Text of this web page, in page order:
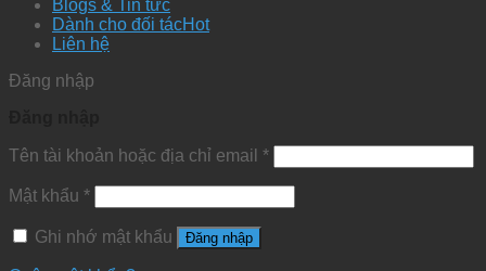
Blogs & Tin tức
Dành cho đối tác
Liên hệ
Đăng nhập
Tên tài khoản hoặc địa chỉ email *
Mật khẩu *
Ghi nhớ mật khẩu Đăng nhập